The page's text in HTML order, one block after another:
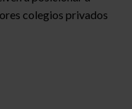
colegios privados